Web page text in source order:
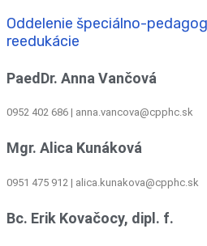
Oddelenie špeciálno-
reedukácie
PaedDr. Anna Vančová
0952 402 686 | anna.vancova@cpphc.sk
Mgr. Alica Kunáková
0951 475 912 | alica.kunakova@cpphc.sk
Bc. Erik Kovačocy, dipl. f.